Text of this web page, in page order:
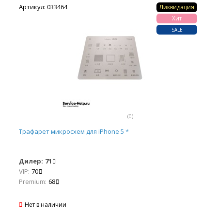
Артикул: 033464
(0)
Ликвидация
Хит
SALE
Трафарет микросхем для iPhone 5 *
Дилер: 71
VIP: 70
Premium: 68
Нет в наличии